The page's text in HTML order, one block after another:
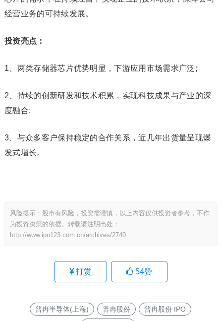
经营业务的可持续发展。
投资亮点：
1、两类存储器芯片优势明显，下游应用市场需求广泛;
2、持续的创新研发和技术积累，实现科技成果与产业的深
度融合;
3、与众多客户保持稳定的合作关系，近几年出货量呈现爆
发式增长。
风险提示：股市有风险，投资需谨慎，以上内容仅供投资者参考，不作
为投资决策的依据。转载请注明出处：
http://www.ipo123.com.cn/archives/2740
打赏 54赞
普冉半导体(上海) 普冉股份
普冉股份 IPO